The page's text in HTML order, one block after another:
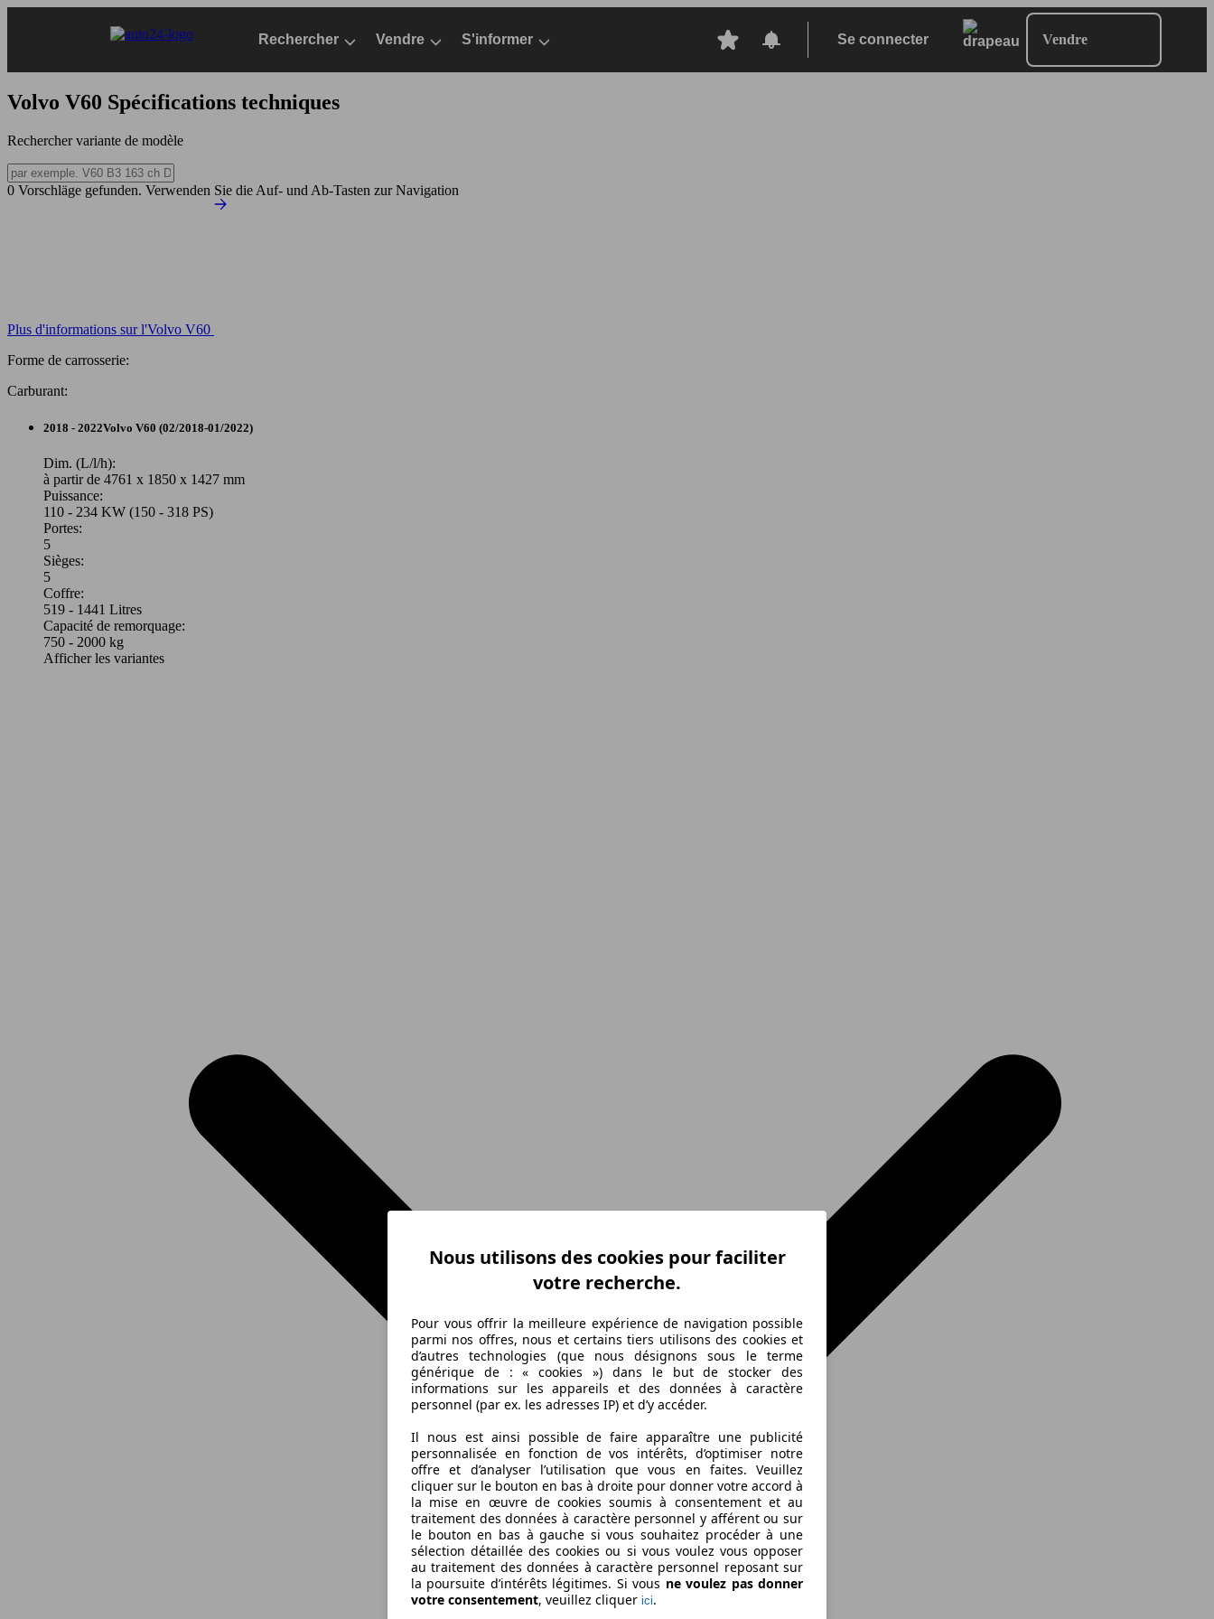
Rechercher Vendre S'informer Se connecter Vendre
Volvo V60 Spécifications techniques
Rechercher variante de modèle
0 Vorschläge gefunden. Verwenden Sie die Auf- und Ab-Tasten zur Navigation
Plus d'informations sur l'Volvo V60
Forme de carrosserie:
Carburant:
2018 - 2022Volvo V60 (02/2018-01/2022)
Dim. (L/l/h):
à partir de 4761 x 1850 x 1427 mm
Puissance:
110 - 234 KW (150 - 318 PS)
Portes:
5
Sièges:
5
Coffre:
519 - 1441 Litres
Capacité de remorquage:
750 - 2000 kg
Afficher les variantes
Nous utilisons des cookies pour faciliter
votre recherche.
Pour vous offrir la meilleure expérience de navigation possible
parmi nos offres, nous et certains tiers utilisons des cookies et
d’autres technologies (que nous désignons sous le terme
générique de : « cookies ») dans le but de stocker des
informations sur les appareils et des données à caractère
personnel (par ex. les adresses IP) et d’y accéder.
Il nous est ainsi possible de faire apparaître une publicité
personnalisée en fonction de vos intérêts, d’optimiser notre
offre et d’analyser l’utilisation que vous en faites. Veuillez
cliquer sur le bouton en bas à droite pour donner votre accord à
la mise en œuvre de cookies soumis à consentement et au
traitement des données à caractère personnel y afférent ou sur
le bouton en bas à gauche si vous souhaitez procéder à une
sélection détaillée des cookies ou si vous voulez vous opposer
au traitement des données à caractère personnel reposant sur
la poursuite d’intérêts légitimes. Si vous ne voulez pas donner
votre consentement, veuillez cliquer ici.